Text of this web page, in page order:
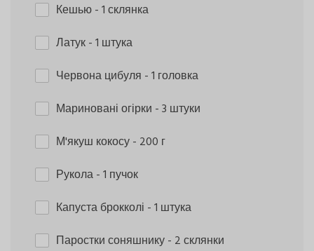
Кешью- 1 склянка
Латук- 1 штука
Червона цибуля - 1 головка
Мариновані огірки - 3 штуки
М'якуш кокосу- 200 г
Рукола- 1 пучок
Капуста брокколі - 1 штука
Паростки соняшнику- 2 склянки